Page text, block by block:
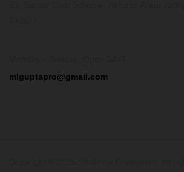
mlguptapro@gmail.com